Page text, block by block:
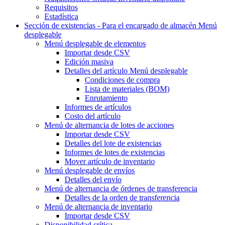
Requisitos
Estadística
Sección de existencias - Para el encargado de almacén Menú
desplegable
Menú desplegable de elementos
Importar desde CSV
Edición masiva
Detalles del artículo Menú desplegable
Condiciones de compra
Lista de materiales (BOM)
Enrutamiento
Informes de artículos
Costo del artículo
Menú de alternancia de lotes de acciones
Importar desde CSV
Detalles del lote de existencias
Informes de lotes de existencias
Mover artículo de inventario
Menú desplegable de envíos
Detalles del envío
Menú de alternancia de órdenes de transferencia
Detalles de la orden de transferencia
Menú de alternancia de inventario
Importar desde CSV